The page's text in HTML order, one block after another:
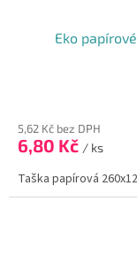
Eko
produktu
je
z
5
5,62 Kč bez DPH
6,80 Kč / ks
Taška papírová